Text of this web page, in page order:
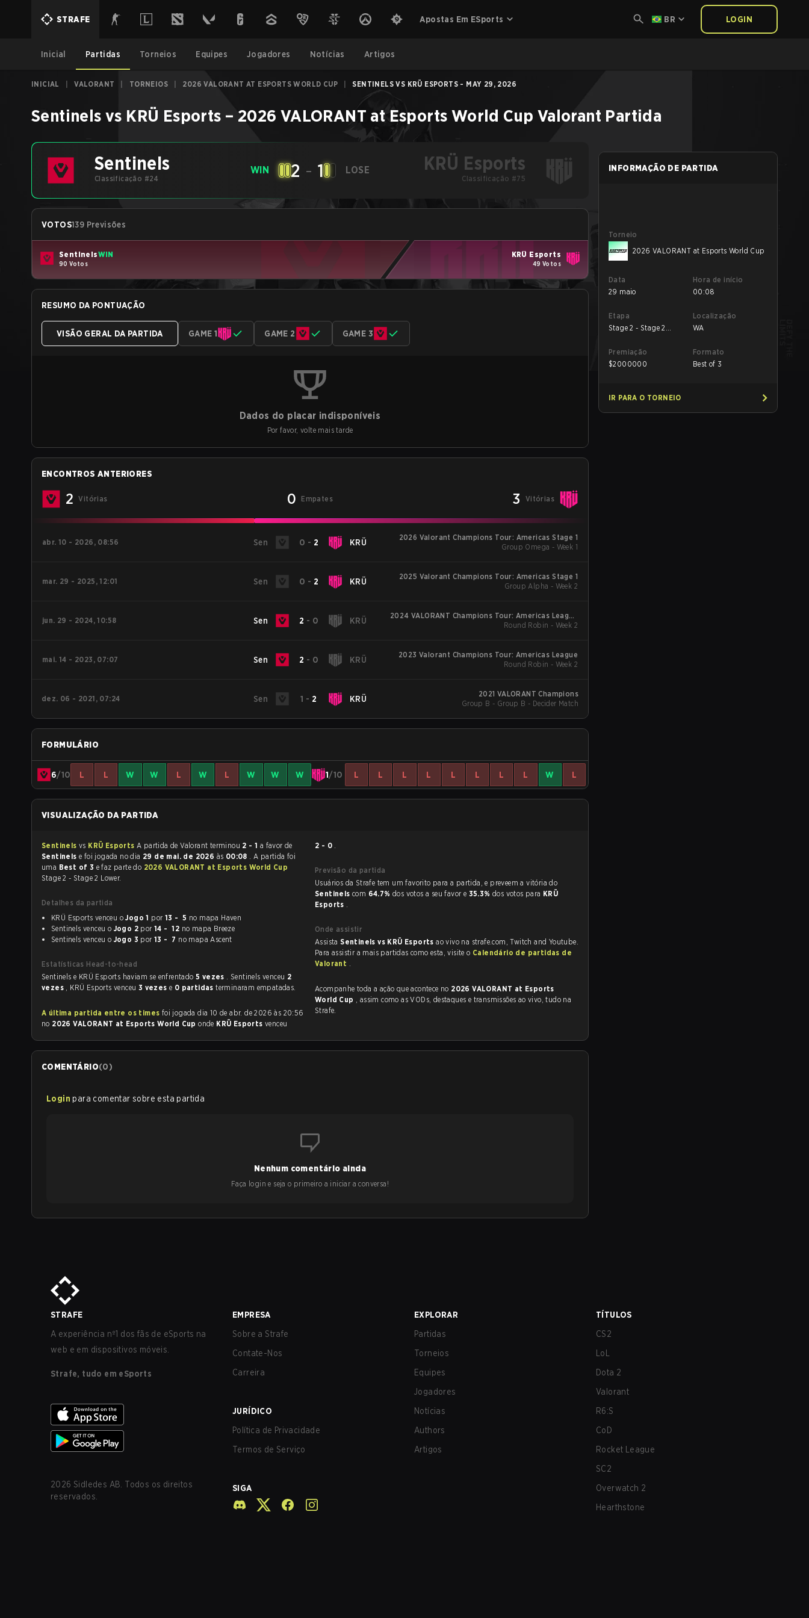
STRAFE Apostas Em ESports BR LOGIN
Inicial Partidas Torneios Equipes Jogadores Notícias Artigos
INICIAL VALORANT TORNEIOS 2026 VALORANT AT ESPORTS WORLD CUP SENTINELS VS KRÜ ESPORTS - MAY 29, 2026
Sentinels vs KRÜ Esports – 2026 VALORANT at Esports World Cup Valorant Partida
Sentinels
Classificação #24
WIN 2 - 1 LOSE KRÜ Esports
Classificação #75
VOTOS139 Previsões
SentinelsWIN
90 Votos
KRÜ Esports
49 Votos
RESUMO DA PONTUAÇÃO
VISÃO GERAL DA PARTIDA GAME 1 GAME 2 GAME 3
Dados do placar indisponíveis
Por favor, volte mais tarde
ENCONTROS ANTERIORES
2 Vitórias 0 Empates 3 Vitórias
abr. 10 - 2026, 08:56 Sen 0 - 2 KRÜ
2026 Valorant Champions Tour: Americas Stage 1
Group Omega - Week 1
mar. 29 - 2025, 12:01 Sen 0 - 2 KRÜ
2025 Valorant Champions Tour: Americas Stage 1
Group Alpha - Week 2
jun. 29 - 2024, 10:58 Sen 2 - 0 KRÜ
2024 VALORANT Champions Tour: Americas League
Stage 2
Round Robin - Week 2
mai. 14 - 2023, 07:07 Sen 2 - 0 KRÜ
2023 Valorant Champions Tour: Americas League
Round Robin - Week 2
dez. 06 - 2021, 07:24 Sen 1 - 2 KRÜ
2021 VALORANT Champions
Group B - Group B - Decider Match
FORMULÁRIO
6/10 L L W W L W L W W W 1/10 L L L L L L L L W L
VISUALIZAÇÃO DA PARTIDA
Sentinels vs KRÜ Esports A partida de Valorant terminou 2 - 1 a favor de
Sentinels
e foi jogada no dia 29 de mai. de 2026 às 00:08 . A partida foi
uma Best of 3 e faz parte do 2026 VALORANT at Esports World Cup
Stage 2 - Stage 2 Lower.
Detalhes da partida
KRÜ Esports venceu oJogo 1 por 13 - 5 no mapa Haven
Sentinels venceu o Jogo 2 por 14 - 12 no mapa Breeze
Sentinels venceu o Jogo 3 por 13 - 7 no mapa Ascent
Estatísticas Head-to-head
Sentinels e KRÜ Esports haviam se enfrentado 5 vezes . Sentinels venceu 2
vezes , KRÜ Esports venceu 3 vezes e 0 partidasterminaram empatadas.
A última partida entre os times
no 2026 VALORANT at Esports World Cuponde KRÜ Esports venceu
2 - 0 .
Previsão da partida
Usuários da Strafe tem um favorito para a partida, e preveem a vitória do
Sentinels com 64.7% dos votos a seu favor e 35.3% dos votos para KRÜ
Esports .
Onde assistir
AssistaSentinels vs KRÜ Esportsao vivo na strafe.com, Twitch and Youtube.
Para assistir a mais partidas como esta, visite o Calendário de partidas de
Valorant .
Acompanhe toda a ação que acontece no 2026 VALORANT at Esports
World Cup , assim como as VODs, destaques e transmissões ao vivo, tudo na
Strafe.
COMENTÁRIO(0)
Login para comentar sobre esta partida
Nenhum comentário ainda
Faça login e seja o primeiro a iniciar a conversa!
INFORMAÇÃO DE PARTIDA
Torneio
2026 VALORANT at Esports World Cup
Data
29 maio
Hora de início
00:08
Etapa
Stage 2 - Stage 2
Localização
WA
Premiação
$2000000
Formato
Best of 3
IR PARA O TORNEIO
STRAFE
A experiência nº1 dos fãs de eSports na
web e em dispositivos móveis.
Strafe, tudo em eSports
2026 Sidledes AB. Todos os direitos
reservados.
EMPRESA
Sobre a Strafe
Contate-Nos
Carreira
JURÍDICO
Política de Privacidade
Termos de Serviço
SIGA
EXPLORAR
Partidas
Torneios
Equipes
Jogadores
Notícias
Authors
Artigos
TÍTULOS
CS2
LoL
Dota 2
Valorant
R6:S
CoD
Rocket League
SC2
Overwatch 2
Hearthstone